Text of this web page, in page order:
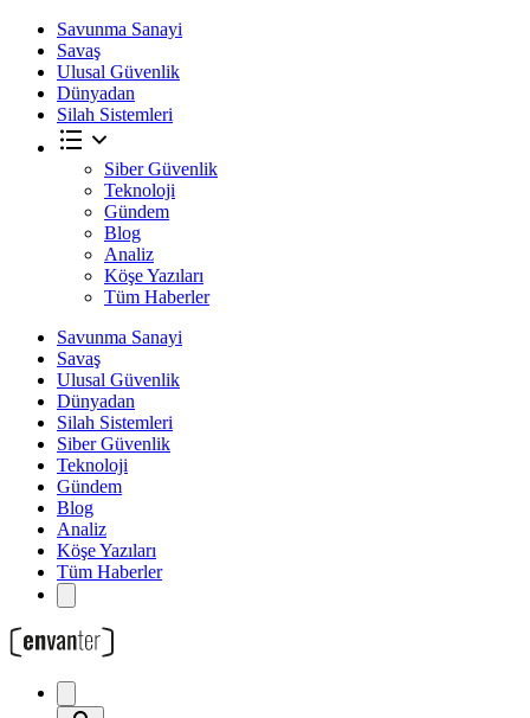
Savunma Sanayi
Savaş
Ulusal Güvenlik
Dünyadan
Silah Sistemleri
Siber Güvenlik
Teknoloji
Gündem
Blog
Analiz
Köşe Yazıları
Tüm Haberler
Savunma Sanayi
Savaş
Ulusal Güvenlik
Dünyadan
Silah Sistemleri
Siber Güvenlik
Teknoloji
Gündem
Blog
Analiz
Köşe Yazıları
Tüm Haberler